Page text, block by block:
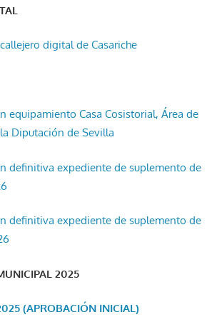
digital de Casariche
equipamiento Casa Cosistorial, Área de
Diputación de Sevilla
definitiva expediente de suplemento de
definitiva expediente de suplemento de
2025
(APROBACIÓN INICIAL)